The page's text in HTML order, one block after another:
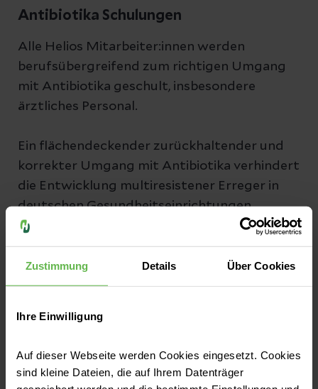
Zustimmung Details Über Cookies
Ihre Einwilligung
Auf dieser Webseite werden Cookies eingesetzt. Cookies
sind kleine Dateien, die auf Ihrem Datenträger
Antibiotika Schulungen
Alle Helios Mitarbeiter:innen werden
berufsübergreifend zum richtigen Umgang
mit Antibiotika geschult, insbesondere
ärztliches Personal.
Ein flächendeckender zurückhaltender und
korrekter Umgang mit Antibiotika verhindert
die Entwicklung multiresistener Erreger in
deutschen Gesundheitseinrichtungen.
Weitere Informationen zum Antibiotiv
Stewardship bei Helios finden Sie hier: